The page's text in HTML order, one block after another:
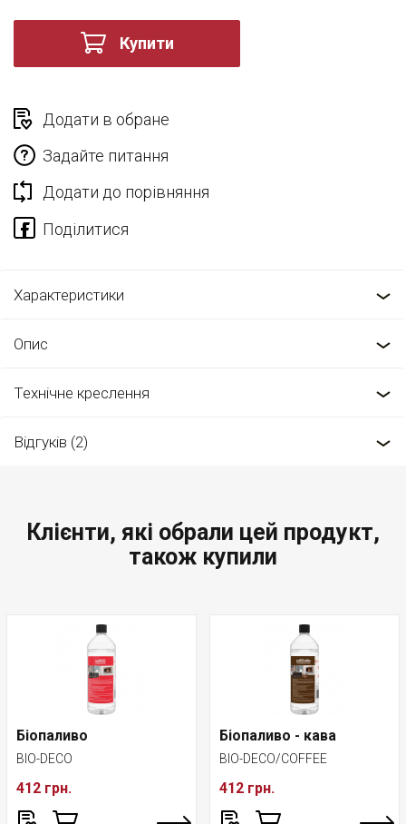
Купити
Додати в обране
Задайте питання
Додати до порівняння
Характеристики
Опис
Технічне креслення
Відгуків (2)
Клієнти, які обрали цей продукт,
також купили
Біопаливо
BIO-DECO
412 грн.
Біопаливо - кава
BIO-DECO/COFFEE
412 грн.